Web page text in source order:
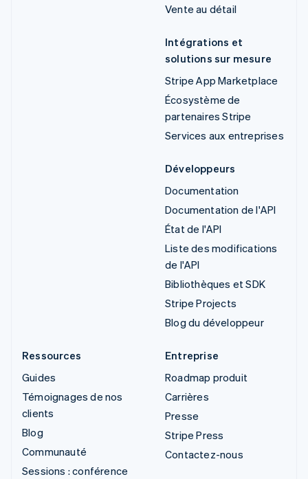
Vente au détail
Intégrations et
solutions sur mesure
Stripe App Marketplace
Écosystème de
partenaires Stripe
Services aux entreprises
Développeurs
Documentation
Documentation de l'API
État de l'API
Liste des modifications
de l'API
Bibliothèques et SDK
Stripe Projects
Blog du développeur
Ressources
Guides
Témoignages de nos
clients
Blog
Communauté
Sessions : conférence
Entreprise
Roadmap produit
Carrières
Presse
Stripe Press
Contactez-nous